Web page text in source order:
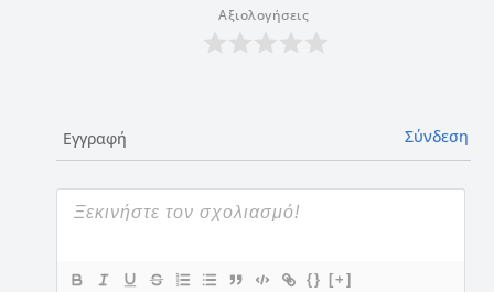
Αξιολογήσεις
Εγγραφή Σύνδεση
{} [+]